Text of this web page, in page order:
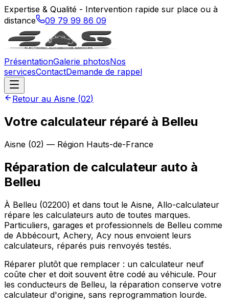
Expertise & Qualité - Intervention rapide sur place ou à
distance
09 79 99 86 09
PrésentationGalerie photosNos
servicesContactDemande de rappel
Retour au Aisne (02)
Votre calculateur réparé à Belleu
Aisne (02) — Région Hauts-de-France
Réparation de calculateur auto à
Belleu
À Belleu (02200) et dans tout le Aisne, Allo-calculateur
répare les calculateurs auto de toutes marques.
Particuliers, garages et professionnels de Belleu comme
de Abbécourt, Achery, Acy nous envoient leurs
calculateurs, réparés puis renvoyés testés.
Réparer plutôt que remplacer : un calculateur neuf
coûte cher et doit souvent être codé au véhicule. Pour
les conducteurs de Belleu, la réparation conserve votre
calculateur d'origine, sans reprogrammation lourde.